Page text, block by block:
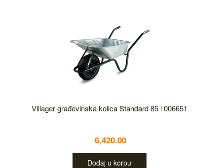
Villager građevinska kolica Standard 85 l 006651
6,420.00
Dodaj u korpu